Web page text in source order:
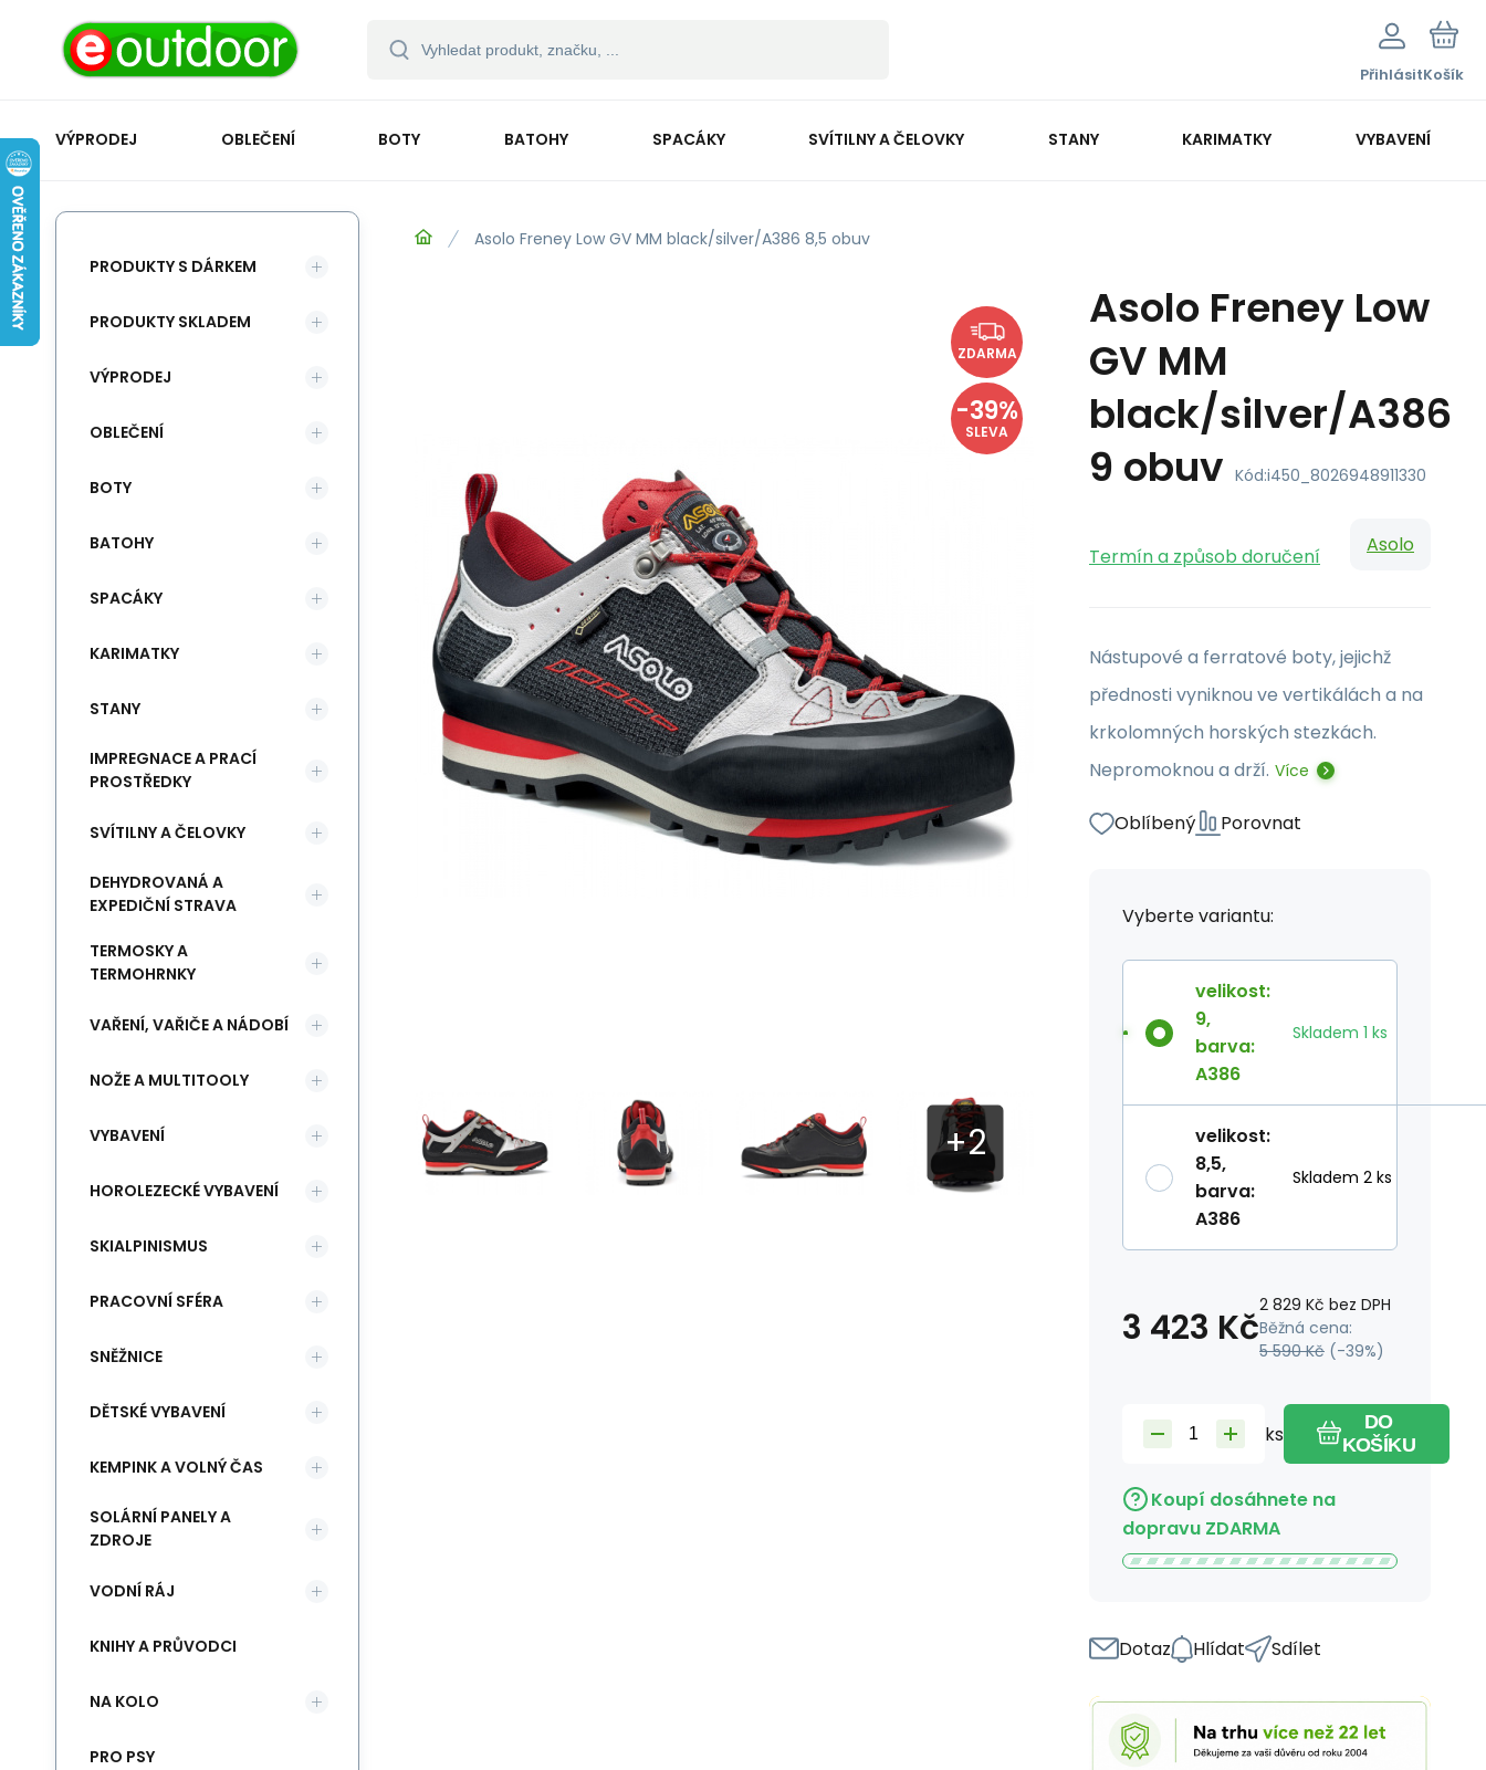
PřihlásitKošík
VÝPRODEJ OBLEČENÍ BOTY BATOHY SPACÁKY SVÍTILNY A ČELOVKY STANY KARIMATKY VYBAVENÍ
Asolo Freney Low GV MM black/silver/A386 8,5 obuv
ZDARMA
-39%
SLEVA
Asolo Freney Low
GV MM
black/silver/A386
9 obuv Kód:i450_8026948911330
Termín a způsob doručení Asolo
Nástupové a ferratové boty, jejichž
přednosti vyniknou ve vertikálách a na
krkolomných horských stezkách.
Nepromoknou a drží. Více
Oblíbený Porovnat
Vyberte variantu:
velikost:
9,
barva:
A386
Skladem 1 ks
velikost:
8,5,
barva:
A386
Skladem 2 ks
3 423 Kč2 829 Kč bez DPH
Běžná cena:
5 590 Kč (-39%)
ks
DO
KOŠÍKU
Koupí dosáhnete na
dopravu ZDARMA
Dotaz Hlídat Sdílet
PRODUKTY S DÁRKEM
PRODUKTY SKLADEM
VÝPRODEJ
OBLEČENÍ
BOTY
BATOHY
SPACÁKY
KARIMATKY
STANY
IMPREGNACE A PRACÍ
PROSTŘEDKY
SVÍTILNY A ČELOVKY
DEHYDROVANÁ A
EXPEDIČNÍ STRAVA
TERMOSKY A
TERMOHRNKY
VAŘENÍ, VAŘIČE A NÁDOBÍ
NOŽE A MULTITOOLY
VYBAVENÍ
HOROLEZECKÉ VYBAVENÍ
SKIALPINISMUS
PRACOVNÍ SFÉRA
SNĚŽNICE
DĚTSKÉ VYBAVENÍ
KEMPINK A VOLNÝ ČAS
SOLÁRNÍ PANELY A
ZDROJE
VODNÍ RÁJ
KNIHY A PRŮVODCI
NA KOLO
PRO PSY